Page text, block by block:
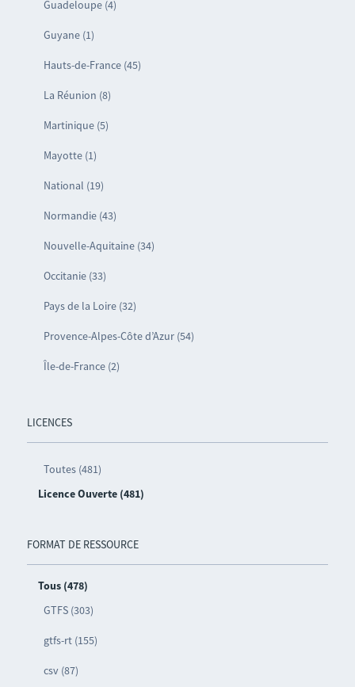
Guadeloupe (4)
Guyane (1)
Hauts-de-France (45)
La Réunion (8)
Martinique (5)
Mayotte (1)
National (19)
Normandie (43)
Nouvelle-Aquitaine (34)
Occitanie (33)
Pays de la Loire (32)
Provence-Alpes-Côte d’Azur (54)
Île-de-France (2)
LICENCES
Toutes (481)
Licence Ouverte (481)
FORMAT DE RESSOURCE
Tous (478)
GTFS (303)
gtfs-rt (155)
csv (87)